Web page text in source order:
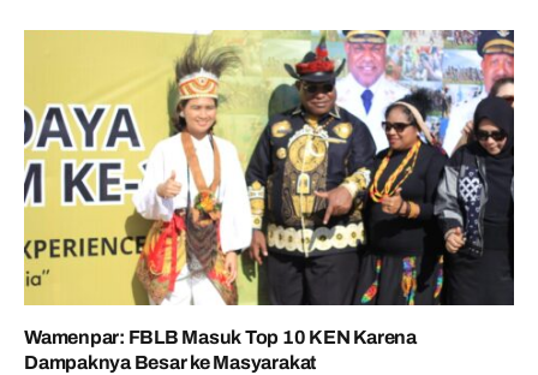
Wamenpar: FBLB Masuk Top 10 KEN Karena
Dampaknya Besar ke Masyarakat